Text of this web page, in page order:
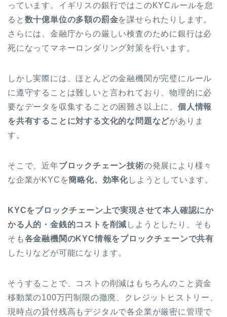
っています。イギリスの銀行ではこのKYCルールを怠
ると 数十億単位の多額の罰金を課せられたりします。
さらには、金融庁からの厳しい検査のために銀行は必
死になってマネーロンダリング対策を行います。
しかし実際には、ほとんどの金融機関が完璧にルール
に遵守することは難しいと言われており、物理的に必
要なデータを収集することの困難さ以上に、 個人情報
を共有することに対する文化的な問題などがありま
す。
そこで、近年ブロックチェーン技術の発展により様々
な企業がKYCを簡略化、効率化しようとしています。
KYCをブロックチェーン上で実現させて本人確認にか
かる人的・金銭的コストを削減 しようとしたり、そも
そも各金融機関のKYC情報をブロックチェーンで共有
したりなどが可能になります。
そうすることで、コストの削減はもちろんのこと資金
移動業の100万円制限の撤廃、
クレジットヒストリー、
現時点の貸付残高もデジタルで各企業が厳密に管理で